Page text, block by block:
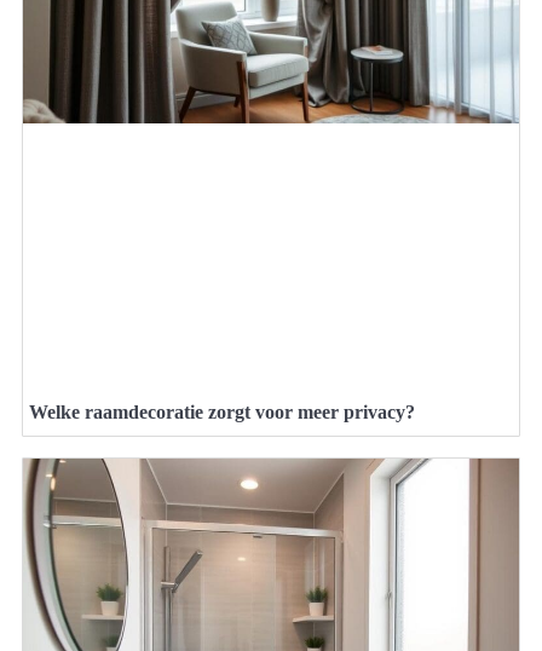
Welke raamdecoratie zorgt voor meer privacy?